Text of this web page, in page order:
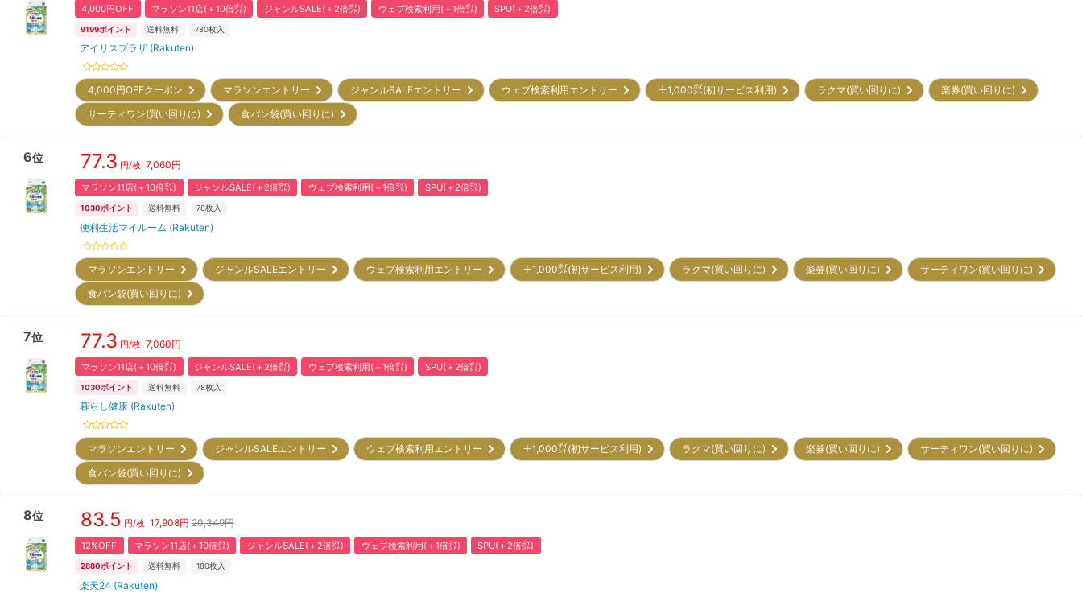
4,000円OFF マラソン11店(＋10倍㌽) ジャンルSALE(＋2倍㌽) ウェブ検索利用(＋1倍㌽) SPU(＋2倍㌽)
9199ポイント 送料無料 780枚入
アイリスプラザ (Rakuten)
4,000円OFFクーポン マラソンエントリー ジャンルSALEエントリー ウェブ検索利用エントリー ＋1,000㌽(初サービス利用) ラクマ(買い回りに)
楽券(買い回りに)
サーティワン(買い回りに)
食パン袋(買い回りに)
6位 77.3 円/枚 7,060円
マラソン11店(＋10倍㌽) ジャンルSALE(＋2倍㌽) ウェブ検索利用(＋1倍㌽) SPU(＋2倍㌽)
1030ポイント 送料無料 78枚入
便利生活マイルーム (Rakuten)
マラソンエントリー ジャンルSALEエントリー ウェブ検索利用エントリー ＋1,000㌽(初サービス利用) ラクマ(買い回りに) 楽券(買い回りに)
サーティワン(買い回りに)
食パン袋(買い回りに)
7位 77.3 円/枚 7,060円
マラソン11店(＋10倍㌽) ジャンルSALE(＋2倍㌽) ウェブ検索利用(＋1倍㌽) SPU(＋2倍㌽)
1030ポイント 送料無料 78枚入
暮らし健康 (Rakuten)
マラソンエントリー ジャンルSALEエントリー ウェブ検索利用エントリー ＋1,000㌽(初サービス利用) ラクマ(買い回りに) 楽券(買い回りに)
サーティワン(買い回りに)
食パン袋(買い回りに)
8位 83.5 円/枚 17,908円 20,349円
12%OFF マラソン11店(＋10倍㌽) ジャンルSALE(＋2倍㌽) ウェブ検索利用(＋1倍㌽) SPU(＋2倍㌽)
2880ポイント 送料無料 180枚入
楽天24 (Rakuten)